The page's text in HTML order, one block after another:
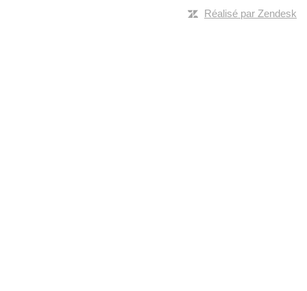
Réalisé par Zendesk